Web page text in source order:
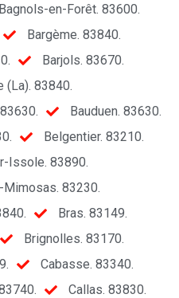
Bagnols-en-Forêt. 83600.
Bargème. 83840.
Barjols. 83670.
(La). 83840.
Bauduen. 83630.
Belgentier. 83210.
Issole. 83890.
83230.
Bras. 83149.
Brignolles. 83170.
Cabasse. 83340.
Callas. 83830.